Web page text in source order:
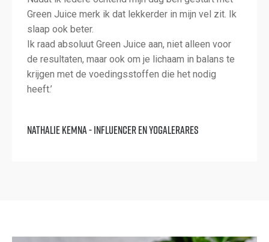
Green Juice merk ik dat lekkerder in mijn vel zit. Ik
slaap ook beter.
Ik raad absoluut Green Juice aan, niet alleen voor
de resultaten, maar ook om je lichaam in balans te
krijgen met de voedingsstoffen die het nodig
heeft.’
Nathalie Kemna - Influencer en yogalerares